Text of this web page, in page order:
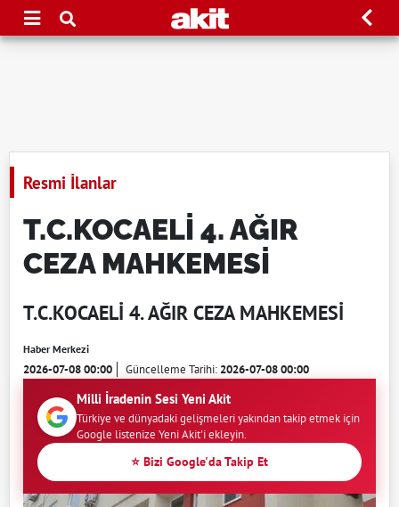
Resmi İlanlar
T.C.KOCAELİ 4. AĞIR
CEZA MAHKEMESİ
T.C.KOCAELİ 4. AĞIR CEZA MAHKEMESİ
Haber Merkezi
2026-07-08 00:00 Güncelleme Tarihi:2026-07-08 00:00
Milli İradenin Sesi Yeni Akit
Türkiye ve dünyadaki gelişmeleri yakından takip etmek için
Google listenize Yeni Akit'i ekleyin.
⭐ Bizi Google'da Takip Et